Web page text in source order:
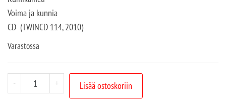
Voima ja kunnia
CD (TWINCD 114, 2010)
Varastossa
- + Lisää ostoskoriin